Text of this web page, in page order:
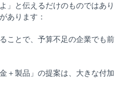
」と伝えるだけのものではあり
あります：
とで、予算不足の企業でも前
製品」の提案は、大きな付加